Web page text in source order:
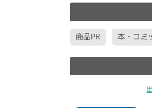
商品PR 本・コミ